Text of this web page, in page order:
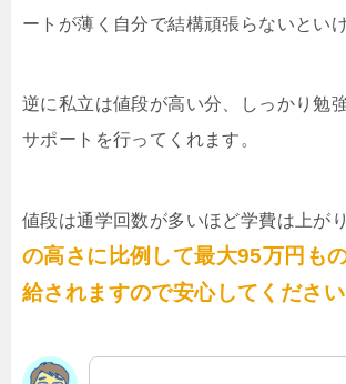
ートが薄く自分で結構頑張らないとい
逆に私立は値段が高い分、しっかり勉
サポートを行ってくれます。
値段は通学回数が多いほど学費は上が
の高さに比例して最大95万円も
給されますので安心してください